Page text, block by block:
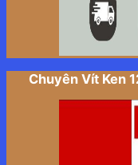
Chuyên Vít Ken